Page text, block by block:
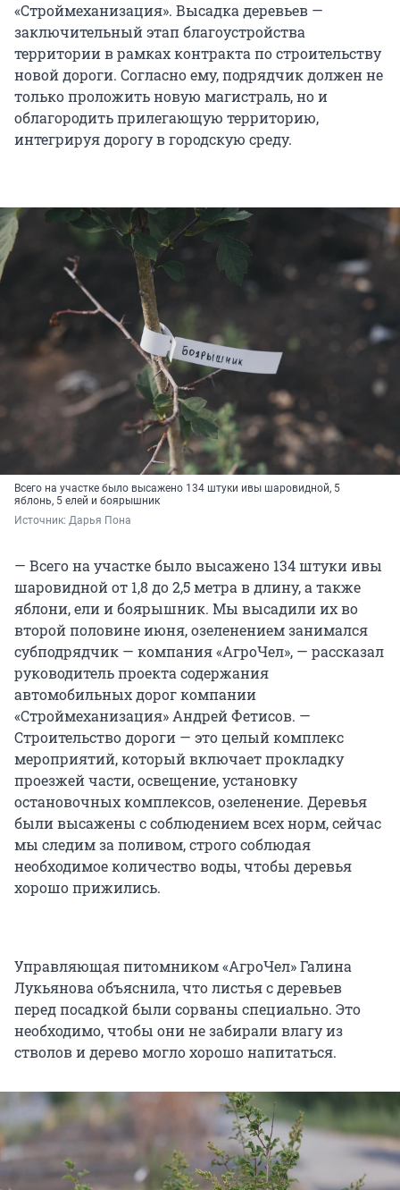
«Строймеханизация». Высадка деревьев —
заключительный этап благоустройства
территории в рамках контракта по строительству
новой дороги. Согласно ему, подрядчик должен не
только проложить новую магистраль, но и
облагородить прилегающую территорию,
интегрируя дорогу в городскую среду.
Всего на участке было высажено 134 штуки ивы шаровидной, 5
яблонь, 5 елей и боярышник
Источник: Дарья Пона
— Всего на участке было высажено 134 штуки ивы
шаровидной от 1,8 до 2,5 метра в длину, а также
яблони, ели и боярышник. Мы высадили их во
второй половине июня, озеленением занимался
субподрядчик — компания «АгроЧел», — рассказал
руководитель проекта содержания
автомобильных дорог компании
«Строймеханизация» Андрей Фетисов. —
Строительство дороги — это целый комплекс
мероприятий, который включает прокладку
проезжей части, освещение, установку
остановочных комплексов, озеленение. Деревья
были высажены с соблюдением всех норм, сейчас
мы следим за поливом, строго соблюдая
необходимое количество воды, чтобы деревья
хорошо прижились.
Управляющая питомником «АгроЧел» Галина
Лукьянова объяснила, что листья с деревьев
перед посадкой были сорваны специально. Это
необходимо, чтобы они не забирали влагу из
стволов и дерево могло хорошо напитаться.